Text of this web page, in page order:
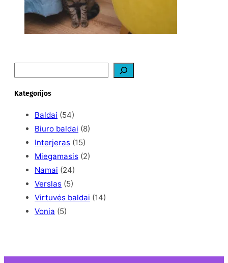
e
a
Kategorijos
Baldai (54)
Biuro baldai (8)
Interjeras (15)
Miegamasis (2)
Namai (24)
Verslas (5)
Virtuvės baldai (14)
Vonia (5)